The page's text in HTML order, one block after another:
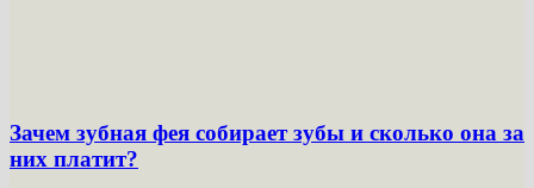
Зачем зубная фея собирает зубы и сколько она за
них платит?